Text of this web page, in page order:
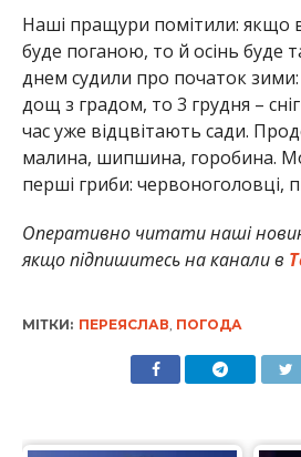
Наші пращури помітили: якщо
буде поганою, то й осінь буде
днем судили про початок
дощ з градом, то 3 грудня –
час уже відцвітають сади.
малина, шипшина, горобина.
перші гриби: червоноголовці,
Оперативно читати наші
якщо підпишитесь на канали в
МІТКИ: ПЕРЕЯСЛАВ ПОГОДА